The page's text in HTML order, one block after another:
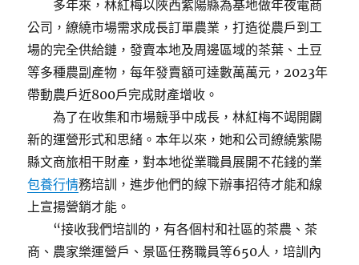
多年來，林紅梅以陜西紫陽縣為基地做年夜電商
公司，繚繞市場需求成長訂單農業，打造從農戶到工
場的完全供給鏈，發賣本地及周邊區域的茶葉、土豆
等多種農副產物，每年發賣額可達數萬萬元，2023年
帶動農戶近800戶完成財產增收。
為了在收集和市場競爭中成長，林紅梅不竭開闢
新的運營形式和思緒。本年以來，她和公司繚繞紫陽
縣文商旅相干財產，對本地從業職員展開不花錢的業
包養行情務培訓，進步他們的線下辦事招待才能和線
上宣揚營銷才能。
“接收我們培訓的，有各個村和社區的茶農、茶
商、農家樂運營戶、景區任務職員等650人，培訓內